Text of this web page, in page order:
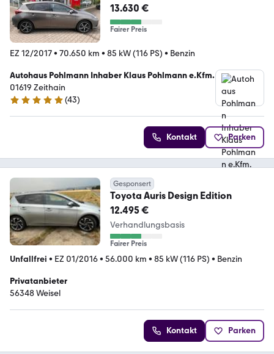
13.630 €
Fairer Preis
EZ 12/2017• 70.650 km • 85 kW (116 PS) • Benzin
Autohaus Pohlmann Inhaber Klaus Pohlmann e.Kfm.
01619 Zeithain
5 Sterne
(43)
Kontakt Parken
Gesponsert
Toyota Auris Design Edition
12.495 €
Verhandlungsbasis
Fairer Preis
Unfallfrei • EZ 01/2016• 56.000 km • 85 kW (116 PS) • Benzin
Privatanbieter
56348 Weisel
Kontakt Parken